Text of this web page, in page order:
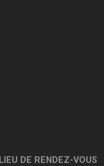
LIEU DE RENDEZ-VOUS